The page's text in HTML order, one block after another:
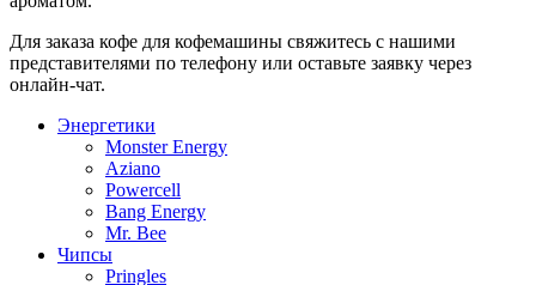
Для заказа кофе для кофемашины свяжитесь с нашими
представителями по телефону или оставьте заявку через
онлайн-чат.
Энергетики
Monster Energy
Aziano
Powercell
Bang Energy
Mr. Bee
Чипсы
Pringles